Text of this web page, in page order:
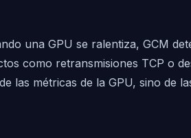
una GPU se ralentiza, GCM
como retransmisiones TCP o
las métricas de la GPU, sino de